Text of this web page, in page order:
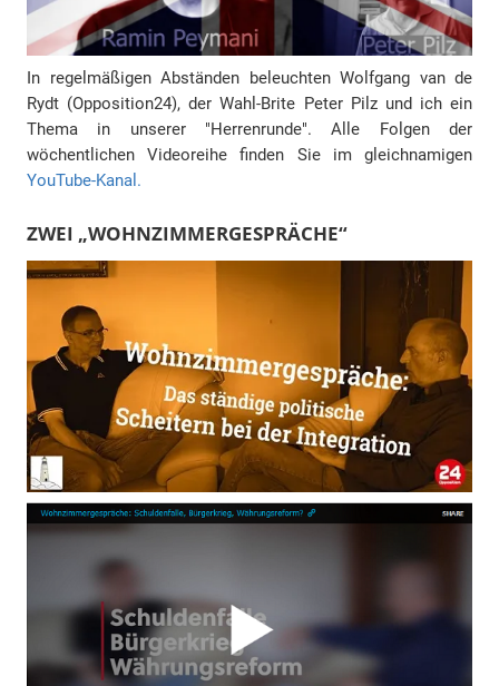
In regelmäßigen Abständen beleuchten Wolfgang van de
Rydt (Opposition24), der Wahl-Brite Peter Pilz und ich ein
Thema in unserer "Herrenrunde". Alle Folgen der
wöchentlichen Videoreihe finden Sie im gleichnamigen
YouTube-Kanal.
ZWEI „WOHNZIMMERGESPRÄCHE“